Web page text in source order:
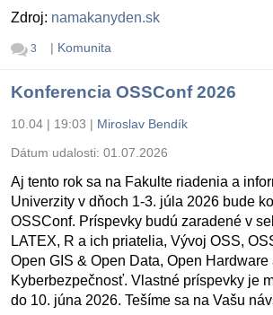
Zdroj: namakanyden.sk
3 | Komunita
Konferencia OSSConf 2026
10.04 | 19:03 | Miroslav Bendík
Dátum udalosti: 01.07.2026
Aj tento rok sa na Fakulte riadenia a
Univerzity v dňoch 1-3. júla 2026 bude
OSSConf. Príspevky budú zaradené v
LATEX, R a ich priatelia, Vývoj OSS,
Open GIS & Open Data, Open Hardware
Kyberbezpečnosť. Vlastné príspevky je
do 10. júna 2026. Tešíme sa na Vašu